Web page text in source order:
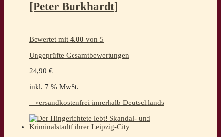
[Peter Burkhardt]
Bewertet mit 4.00 von 5
Ungeprüfte Gesamtbewertungen
24,90 €
inkl. 7 % MwSt.
– versandkostenfrei innerhalb Deutschlands